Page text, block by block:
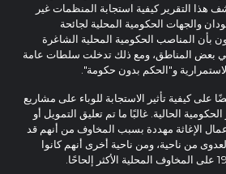
يستكشف هذا التقرير كيفية استجابة المنظمات غير
والجهات الحكومية المحلية لجائحة
بأن المناصب الحكومية المحلية الشاغرة
بعض المناطق، ومع ذلك تدخلت سلطات عامة
و"الحكم بدون حكومة".
على كيفية تأثير الاستجابة للوباء على مشاريع
الحالية. غالبًا ما تم تعليق التمويل أو
الإغاثة مهددة بسبب المخاوف من أنهم قد
من ناحية، ومن ناحية أخرى أنهم كانوا